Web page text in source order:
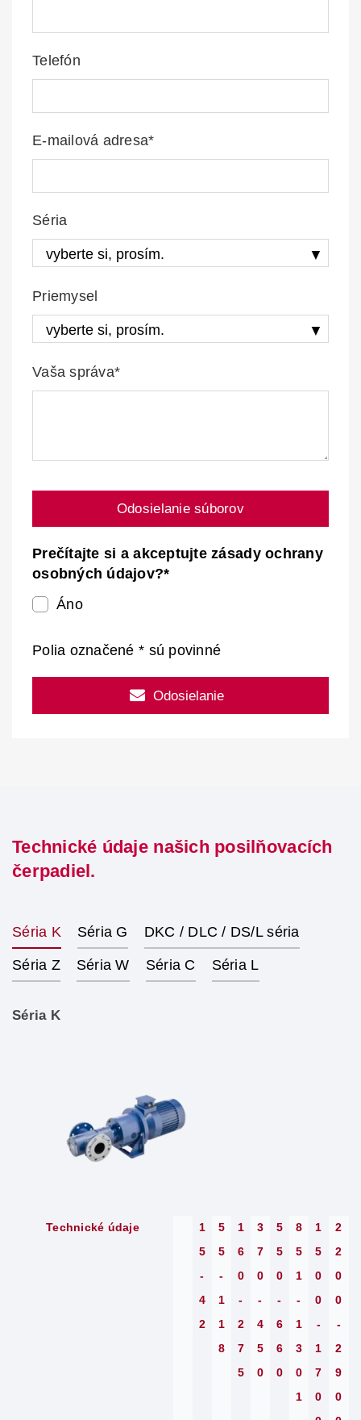
Telefón
E-mailová adresa*
Séria
Priemysel
Vaša správa*
Odosielanie súborov
Prečítajte si a akceptujte zásady ochrany
osobných údajov?*
Áno
Polia označené * sú povinné
Odosielanie
Technické údaje našich posilňovacích
čerpadiel.
Séria K Séria G DKC / DLC / DS/L séria
Séria Z Séria W Séria C Séria L
Séria K
Technické údaje
1
5
-
4
2
5
5
-
1
1
8
1
6
0
-
2
7
5
3
7
0
-
4
5
0
5
5
0
-
6
6
0
8
5
1
-
1
3
0
1
1
5
0
0
-
1
7
0
2
2
0
0
-
2
9
0